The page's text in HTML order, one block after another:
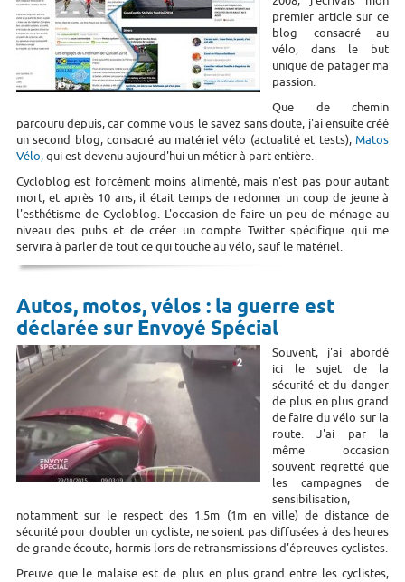
premier article sur ce
blog consacré au
vélo, dans le but
unique de patager ma
passion.
Que de chemin
parcouru depuis, car comme vous le savez sans doute, j'ai ensuite créé
un second blog, consacré au matériel vélo (actualité et tests),Matos
Vélo,qui est devenu aujourd'hui un métier à part entière.
Cycloblog est forcément moins alimenté, mais n'est pas pour autant
mort, et après 10 ans, il était temps de redonner un coup de jeune à
l'esthétisme de Cycloblog. L'occasion de faire un peu de ménage au
niveau des pubs et de créer un compte Twitter spécifique qui me
servira à parler de tout ce qui touche au vélo, sauf le matériel.
Autos, motos, vélos : la guerre est
déclarée sur Envoyé Spécial
Souvent, j'ai abordé
ici le sujet de la
sécurité et du danger
de plus en plus grand
de faire du vélo sur la
route. J'ai par la
même occasion
souvent regretté que
les campagnes de
sensibilisation,
notamment sur le respect des 1.5m (1m en ville) de distance de
sécurité pour doubler un cycliste, ne soient pas diffusées à des heures
de grande écoute, hormis lors de retransmissions d'épreuves cyclistes.
Preuve que le malaise est de plus en plus grand entre les cyclistes,